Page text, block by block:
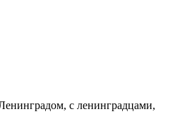
с ленинградцами,